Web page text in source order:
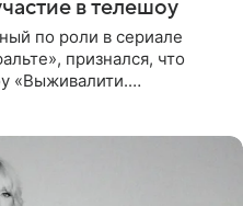
в телешоу
по роли в сериале
признался, что
«Выживалити.